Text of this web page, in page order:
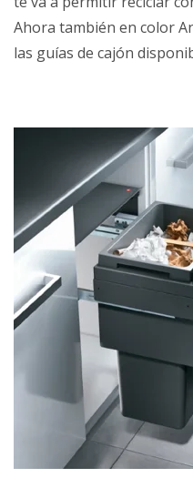
Ahora también en color
las guías de cajón